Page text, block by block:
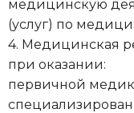
медицинскую
(услуг) по
4. Медицинская
при оказании:
первичной